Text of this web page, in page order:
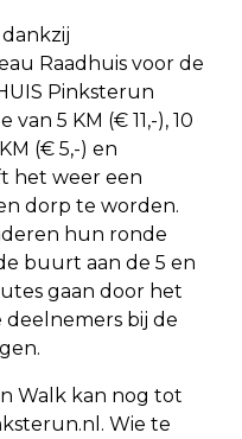
Raadhuis voor de
Pinksterun
5 KM (€ 11,-), 10
(€ 5,-) en
het weer een
dorp te worden.
hun ronde
buurt aan de 5 en
gaan door het
bij de
Walk kan nog tot
Wie te